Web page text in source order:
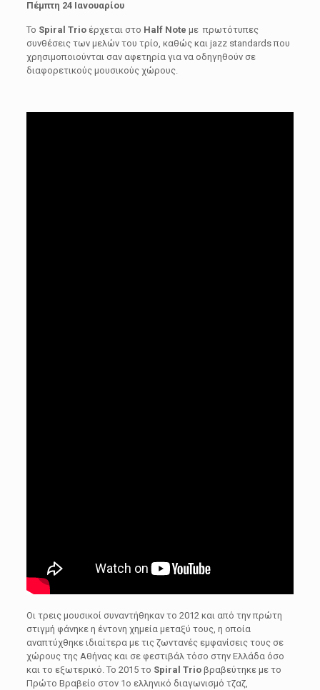
Πέμπτη 24 Ιανουαρίου
Το Spiral Trioέρχεται στο Half Note με πρωτότυπες
συνθέσεις των μελών του τρίο, καθώς και jazz standards που
χρησιμοποιούνται σαν αφετηρία για να οδηγηθούν σε
διαφορετικούς μουσικούς χώρους.
Οι τρεις μουσικοί συναντήθηκαν το 2012 και από την πρώτη
στιγμή φάνηκε η έντονη χημεία μεταξύ τους, η οποία
αναπτύχθηκε ιδιαίτερα με τις ζωντανές εμφανίσεις τους σε
χώρους της Αθήνας και σε φεστιβάλ τόσο στην Ελλάδα όσο
και το εξωτερικό. Το 2015 το Spiral Trioβραβεύτηκε με το
Πρώτο Βραβείο στον 1ο ελληνικό διαγωνισμό τζαζ,